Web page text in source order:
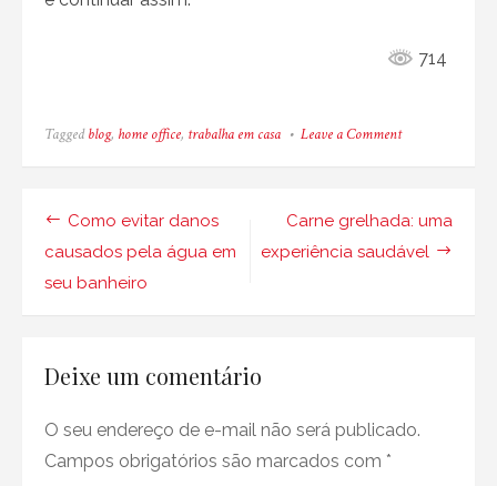
714
Taggedblog, home office, trabalha em casa Leave a Commenton
trabalhando
de
Navegação
de
Post
Como evitar danos
causados ​​pela água em
seu banheiro
Carne grelhada: uma
experiência saudável
Deixe um comentário
O seu endereço de e-mail não será publicado.
Campos obrigatórios são marcados com *